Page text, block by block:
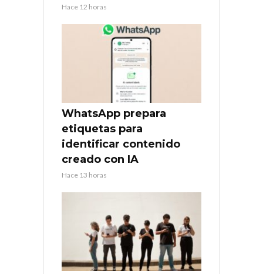
Hace 12 horas
WhatsApp prepara
etiquetas para
identificar contenido
creado con IA
Hace 13 horas